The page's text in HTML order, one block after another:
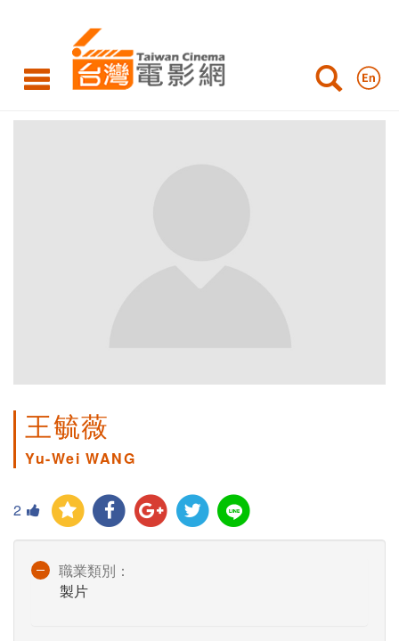
王毓薇
Yu-Wei WANG
2
職業類別：
製片